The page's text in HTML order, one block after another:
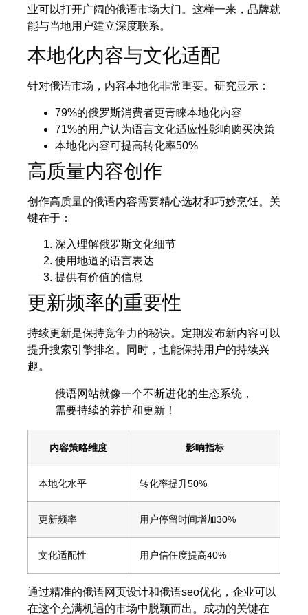
业可以打开广阔的俄语市场大门。这样一来，品牌就
能与当地用户建立深度联系。
本地化内容与文化适配
针对俄语市场，内容本地化非常重要。研究显示：
79%的俄罗斯消费者更青睐本地化内容
71%的用户认为语言文化适应性影响购买决策
本地化内容可提高转化率50%
高质量内容创作
创作高质量的俄语内容需要精心选材和巧妙烹饪。关
键在于：
深入理解俄罗斯文化细节
使用地道的语言表达
提供有价值的信息
更新频率的重要性
持续更新是保持竞争力的秘诀。定期发布新内容可以
提升搜索引擎排名。同时，也能保持用户的持续兴
趣。
俄语网站就像一个不断进化的生态系统，
需要持续的养护和更新！
内容策略维度 影响指标
本地化水平 转化率提升50%
更新频率 用户停留时间增加30%
文化适配性 用户信任度提高40%
通过精准的俄语网页设计和俄语seo优化，企业可以
在这个充满机遇的市场中脱颖而出。成功的关键在